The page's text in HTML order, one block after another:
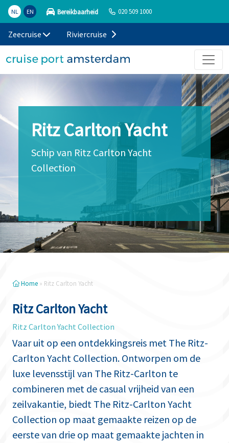
NL EN Bereikbaarheid 020 509 1000
Zeecruise Riviercruise
Ritz Carlton Yacht
Schip van Ritz Carlton Yacht
Collection
Home » Ritz Carlton Yacht
Ritz Carlton Yacht
Ritz Carlton Yacht Collection
Vaar uit op een ontdekkingsreis met The Ritz-
Carlton Yacht Collection. Ontworpen om de
luxe levensstijl van The Ritz-Carlton te
combineren met de casual vrijheid van een
zeilvakantie, biedt The Ritz-Carlton Yacht
Collection op maat gemaakte reizen op de
eerste van drie op maat gemaakte jachten in